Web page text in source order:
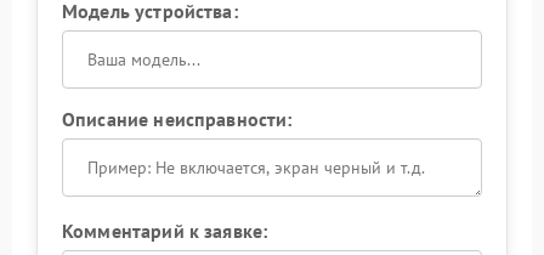
Модель устройства:
Описание неисправности:
Комментарий к заявке: